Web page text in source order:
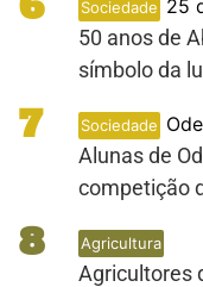
Sociedade 25
50 anos de
símbolo da
7 Sociedade
Alunas de
competição
8 Agricultura
Agricultores